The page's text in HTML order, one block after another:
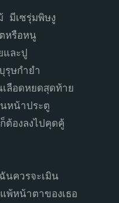
มีเซรุ่มพิษงู
หรือหนู
และปู
รุษกำยำ
ลือดหยดสุดท้าย
หน้าประตู
ต้องลงไปคุดคู้
นควรจะเมิน
หน้าตาของเธอ